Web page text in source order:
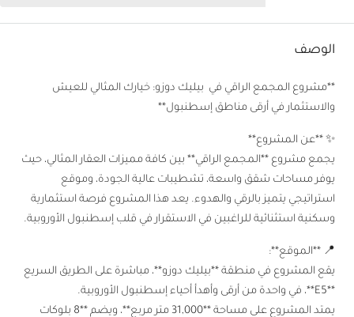
الوصف
**مشروع المجمع الراقي في بيليك دوزو: خيارك المثالي للعيش
والاستثمار في أرقى مناطق إسطنبول**
✨ **عن المشروع**
يجمع مشروع **المجمع الراقي** بين كافة مميزات العقار المثالي، حيث
يوفر مساحات شقق واسعة، تشطيبات عالية الجودة، وموقع
استراتيجي يتميز بالرقي والهدوء. يعد هذا المشروع فرصة استثمارية
وسكنية استثنائية للراغبين في الاستقرار في قلب إسطنبول الأوروبية.
📍 **الموقع**:
يقع المشروع في منطقة **بيليك دوزو**، مباشرة على الطريق السريع
**E5**، في واحدة من أرقى وأهدأ أحياء إسطنبول الأوروبية.
يمتد المشروع على مساحة **31,000 متر مربع**، ويضم **8 بلوكات